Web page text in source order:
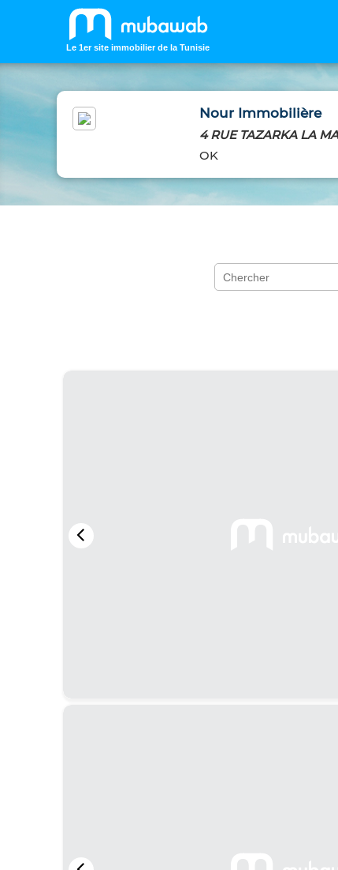
Le 1er site immobilier de la Tunisie
Nour Immobilière
4 RUE TAZARKA LA
OK